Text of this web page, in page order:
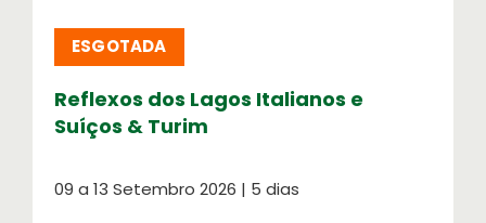
ESGOTADA
Reflexos dos Lagos Italianos e
Suíços & Turim
09 a 13 Setembro 2026 | 5 dias